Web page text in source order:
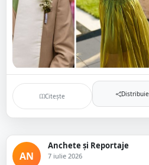
Citește Distribuie
AN
Anchete și Reportaje
7 iulie 2026